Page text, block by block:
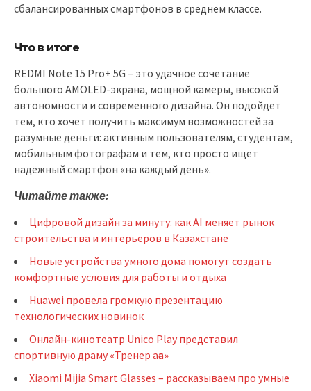
сбалансированных смартфонов в среднем классе.
Что в итоге
REDMI Note 15 Pro+ 5G – это удачное сочетание
большого AMOLED-экрана, мощной камеры, высокой
автономности и современного дизайна. Он подойдет
тем, кто хочет получить максимум возможностей за
разумные деньги: активным пользователям, студентам,
мобильным фотографам и тем, кто просто ищет
надёжный смартфон «на каждый день».
Читайте также:
Цифровой дизайн за минуту: как AI меняет рынок
строительства и интерьеров в Казахстане
Новые устройства умного дома помогут создать
комфортные условия для работы и отдыха
Huawei провела громкую презентацию
технологических новинок
Онлайн-кинотеатр Unico Play представил
спортивную драму «Тренер аға»
Xiaomi Mijia Smart Glasses – рассказываем про умные